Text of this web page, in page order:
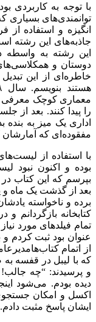
با توجه به کاربردی
توانمندی‌های بسیاری
انگیزه و استفاده
جاذبه‌های این رشته
این رشته به واسطه
دوستان و
خاطره‌ای از این
معماری کوچک
را پیدا کنند. بعد از
اداری یک میز به
مفقوده‌ای که آمارشان
با استفاده از
بوده و اکنون نبود
بپرسم که این کتاب
بعد از گذشت یک ماه و
برده و ناخواسته
کتابخانه بازگردانم
عنوان بود ثبت کردم
که با لیبل در قفسه
و پرسیدند: “چه جالب!
دیده بودم. می‌شود
اکسل و امکان
ایشان پاسخ مثبت دادم.